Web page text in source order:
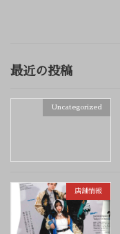
最近の投稿
Uncategorized
店舗情報